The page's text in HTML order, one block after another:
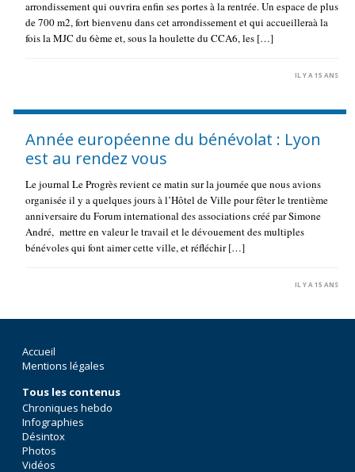
arrondissement qui ouvrira enfin ses portes à la rentrée. Un espace de plus
de 700 m2, fort bienvenu dans cet arrondissement et qui accueilleraà la
fois la MJC du 6ème et, sous la houlette du CCA6, les […]
IL Y A 15 ANS
Année européenne du bénévolat : Lyon
est au rendez vous
Le journal Le Progrès revient ce matin sur la journée que nous avions
organisée il y a quelques jours à l’Hôtel de Ville pour fêter le trentième
anniversaire du Forum international des associations créé par Simone
André, mettre en valeur le travail et le dévouement des multiples
bénévoles qui font aimer cette ville, et réfléchir […]
IL Y A 15 ANS
Accueil
Mentions légales
Tous les contenus
Chroniques hebdo
Infographies
Désintox
Photos
Vidéos